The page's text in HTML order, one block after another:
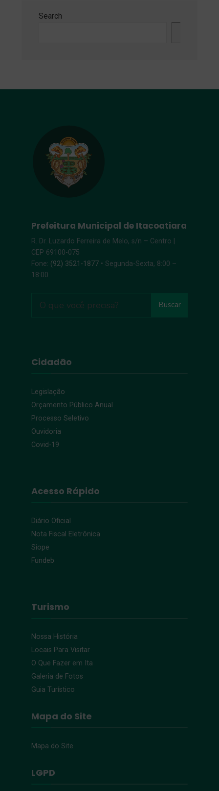
Search
Prefeitura Municipal de Itacoatiara
R. Dr. Luzardo Ferreira de Melo, s/n – Centro |
CEP 69100-075
Fone: (92) 3521-1877 • Segunda-Sexta, 8:00 –
18:00
Buscar
Cidadão
Legislação
Orçamento Público Anual
Processo Seletivo
Ouvidoria
Covid-19
Acesso Rápido
Diário Oficial
Nota Fiscal Eletrônica
Siope
Fundeb
Turismo
Nossa História
Locais Para Visitar
O Que Fazer em Ita
Galeria de Fotos
Guia Turístico
Mapa do Site
Mapa do Site
LGPD